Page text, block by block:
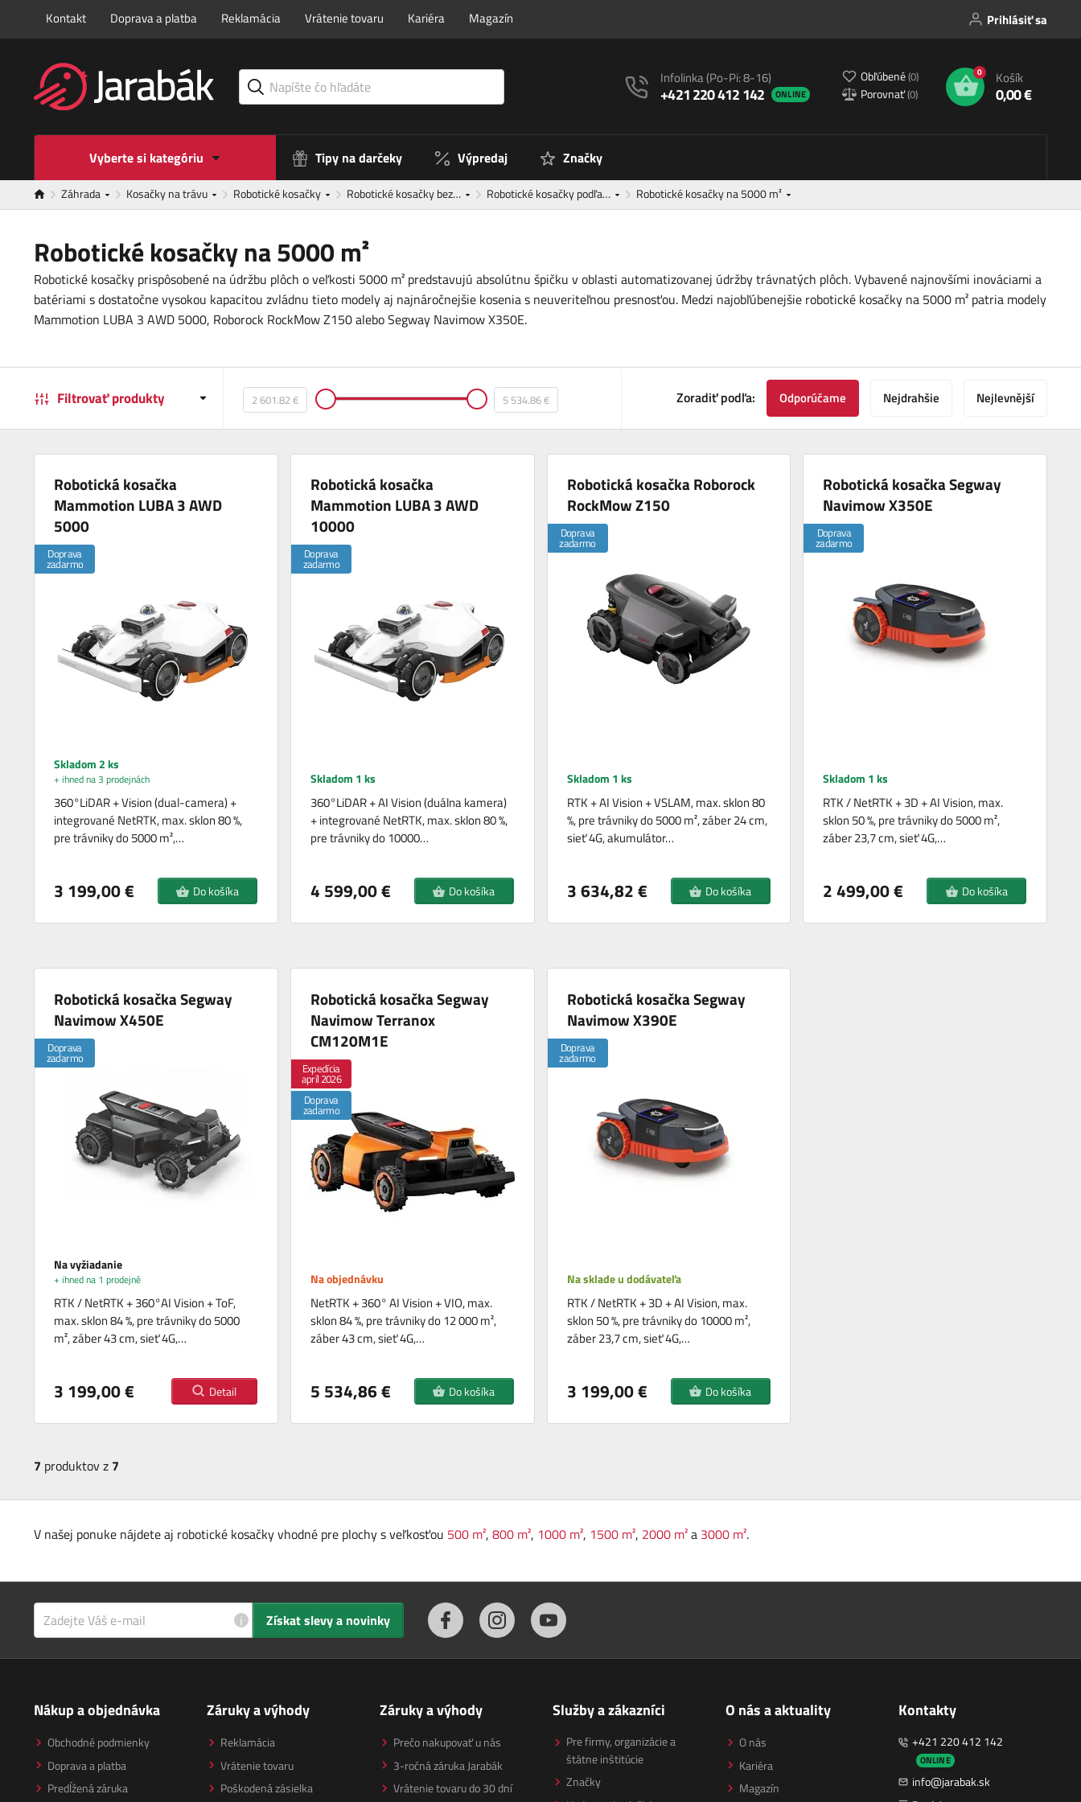
Kontakt Doprava a platba Reklamácia Vrátenie tovaru Kariéra Magazín Prihlásiť sa
Infolinka(Po-Pi: 8-16)
+421 220 412 142 ONLINE
Obľúbené(0)
Porovnať(0)
0 Košík
0,00 €
Vyberte si kategóriu Tipy na darčeky Výpredaj Značky
Záhrada Kosačky na trávu Robotické kosačky Robotické kosačky bez… Robotické kosačky podľa… Robotické kosačky na 5000 m²
Robotické kosačky na 5000 m²
Robotické kosačky prispôsobené na údržbu plôch o veľkosti 5000 m² predstavujú absolútnu špičku v oblasti automatizovanej údržby trávnatých plôch. Vybavené najnovšími inováciami a
batériami s dostatočne vysokou kapacitou zvládnu tieto modely aj najnáročnejšie kosenia s neuveriteľnou presnosťou. Medzi najobľúbenejšie robotické kosačky na 5000 m² patria modely
Mammotion LUBA 3 AWD 5000, Roborock RockMow Z150 alebo Segway Navimow X350E.
Filtrovať produkty Zoradiť podľa: Odporúčame Nejdrahšie Nejlevnější
Robotická kosačka
Mammotion LUBA 3 AWD
5000
Doprava
zadarmo
Skladom 2 ks
+ ihned na 3 prodejnách
360°LiDAR + Vision (dual-camera) +
integrované NetRTK, max. sklon 80 %,
pre trávniky do 5000 m²,…
3 199,00 € Do košíka
Robotická kosačka
Mammotion LUBA 3 AWD
10000
Doprava
zadarmo
Skladom 1 ks
360°LiDAR + AI Vision (duálna kamera)
+ integrované NetRTK, max. sklon 80 %,
pre trávniky do 10000…
4 599,00 € Do košíka
Robotická kosačka Roborock
RockMow Z150
Doprava
zadarmo
Skladom 1 ks
RTK + AI Vision + VSLAM, max. sklon 80
%, pre trávniky do 5000 m², záber 24 cm,
sieť 4G, akumulátor…
3 634,82 € Do košíka
Robotická kosačka Segway
Navimow X350E
Doprava
zadarmo
Skladom 1 ks
RTK / NetRTK + 3D + AI Vision, max.
sklon 50 %, pre trávniky do 5000 m²,
záber 23,7 cm, sieť 4G,…
2 499,00 € Do košíka
Robotická kosačka Segway
Navimow X450E
Doprava
zadarmo
Na vyžiadanie
+ ihned na 1 prodejně
RTK / NetRTK + 360°AI Vision + ToF,
max. sklon 84 %, pre trávniky do 5000
m², záber 43 cm, sieť 4G,…
3 199,00 € Detail
Robotická kosačka Segway
Navimow Terranox
CM120M1E
Expedícia
apríl 2026
Doprava
zadarmo
Na objednávku
NetRTK + 360° AI Vision + VIO, max.
sklon 84 %, pre trávniky do 12 000 m²,
záber 43 cm, sieť 4G,…
5 534,86 € Do košíka
Robotická kosačka Segway
Navimow X390E
Doprava
zadarmo
Na sklade u dodávateľa
RTK / NetRTK + 3D + AI Vision, max.
sklon 50 %, pre trávniky do 10000 m²,
záber 23,7 cm, sieť 4G,…
3 199,00 € Do košíka
7 produktov z 7
V našej ponuke nájdete aj robotické kosačky vhodné pre plochy s veľkosťou 500 m², 800 m², 1000 m², 1500 m², 2000 m²a 3000 m².
i Získat slevy a novinky
Nákup a objednávka
Obchodné podmienky
Doprava a platba
Predĺžená záruka
Záruky a výhody
Reklamácia
Vrátenie tovaru
Poškodená zásielka
Záruky a výhody
Prečo nakupovať u nás
3-ročná záruka Jarabák
Vrátenie tovaru do 30 dní
Služby a zákazníci
Pre firmy, organizácie a
štátne inštitúcie
Značky
O nás a aktuality
O nás
Kariéra
Magazín
Kontakty
+421 220 412 142
ONLINE
info@jarabak.sk